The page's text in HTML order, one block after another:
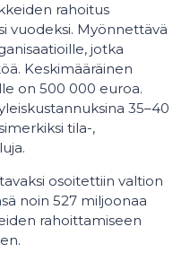
rahoitus
vuodeksi. Myönnettävä
jotka
Keskimääräinen
on 500 000 euroa.
35–40
tila-,
osoitettiin valtion
noin 527 miljoonaa
rahoittamiseen